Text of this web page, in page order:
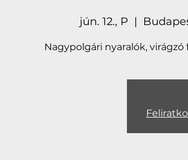
jún. 12., P
  |
Nagypolgári nyaralók, virágzó